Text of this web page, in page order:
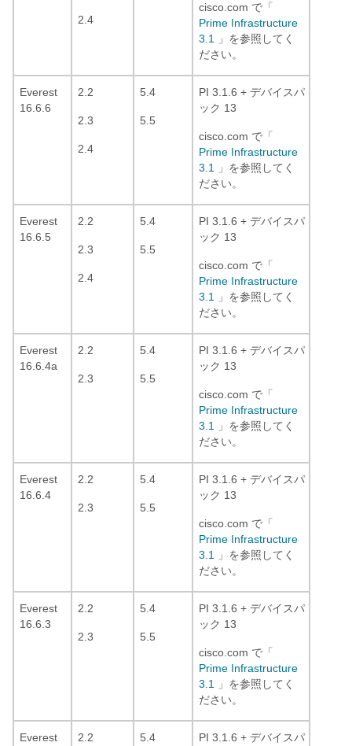
2.4
cisco.com で「
Prime Infrastructure
3.1
」を参照してく
ださい。
Everest
16.6.6
2.2
2.3
2.4
5.4
5.5
PI 3.1.6 + デバイスパ
ック 13
cisco.com で「
Prime Infrastructure
3.1
」を参照してく
ださい。
Everest
16.6.5
2.2
2.3
2.4
5.4
5.5
PI 3.1.6 + デバイスパ
ック 13
cisco.com で「
Prime Infrastructure
3.1
」を参照してく
ださい。
Everest
16.6.4a
2.2
2.3
5.4
5.5
PI 3.1.6 + デバイスパ
ック 13
cisco.com で「
Prime Infrastructure
3.1
」を参照してく
ださい。
Everest
16.6.4
2.2
2.3
5.4
5.5
PI 3.1.6 + デバイスパ
ック 13
cisco.com で「
Prime Infrastructure
3.1
」を参照してく
ださい。
Everest
16.6.3
2.2
2.3
5.4
5.5
PI 3.1.6 + デバイスパ
ック 13
cisco.com で「
Prime Infrastructure
3.1
」を参照してく
ださい。
Everest
2.2 5.4
PI 3.1.6 + デバイスパ